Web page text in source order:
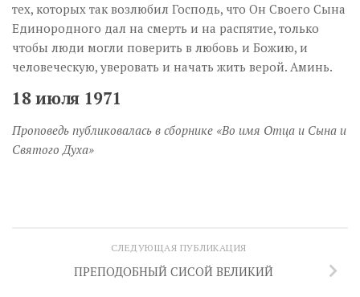
тех, которых так возлюбил Господь, что Он Своего Сына
Единородного дал на смерть и на распятие, только
чтобы люди могли поверить в любовь и Божию, и
человеческую, уверовать и начать жить верой. Аминь.
18 июля 1971
Проповедь публиковалась в сборнике «Во имя Отца и Сына и
Святого Духа»
СЛЕДУЮЩАЯ ПУБЛИКАЦИЯ
ПРЕПОДОБНЫЙ СИСОЙ ВЕЛИКИЙ